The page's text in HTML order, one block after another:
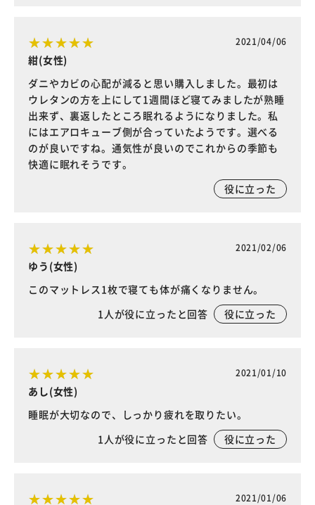
2021/04/06
紺(女性)
ダニやカビの心配が減ると思い購入しました。最初は
ウレタンの方を上にして1週間ほど寝てみましたが熟睡
出来ず、裏返したところ眠れるようになりました。私
にはエアロキューブ側が合っていたようです。選べる
のが良いですね。通気性が良いのでこれからの季節も
快適に眠れそうです。
役に立った
2021/02/06
ゆう(女性)
このマットレス1枚で寝ても体が痛くなりません。
1人が役に立ったと回答 役に立った
2021/01/10
あし(女性)
睡眠が大切なので、しっかり疲れを取りたい。
1人が役に立ったと回答 役に立った
2021/01/06